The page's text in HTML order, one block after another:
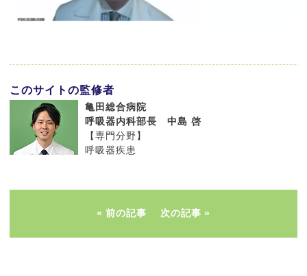
このサイトの監修者
亀田総合病院
呼吸器内科部長 中島 啓
【専門分野】
呼吸器疾患
前の記事 次の記事